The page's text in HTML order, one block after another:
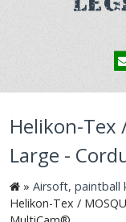
Helikon-Tex
Large -
» Airsoft, paintball
Helikon-Tex /